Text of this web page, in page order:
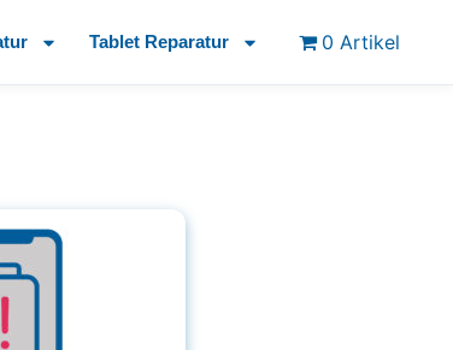
Tablet Reparatur 0 Artikel